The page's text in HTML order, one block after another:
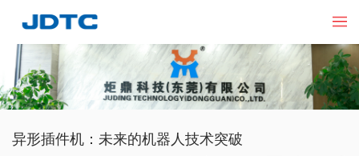
异形插件机：未来的机器人技术突破